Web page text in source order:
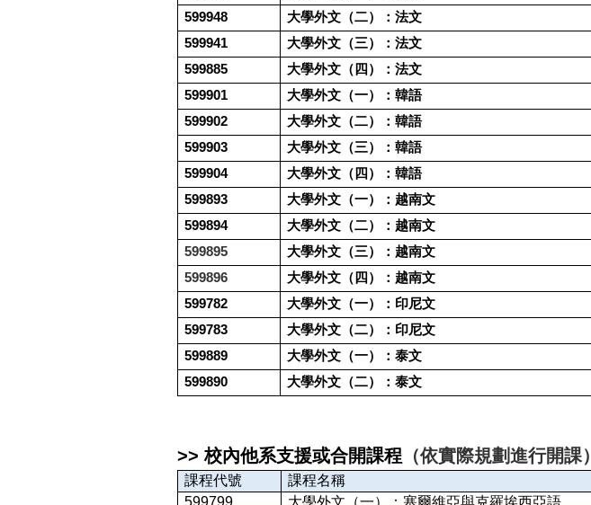
599948 大學外文（二）：法文
599941
大學外文（三）：法文
599885
大學外文（四）：法文
599901
大學外文（一）：韓語
599902 大學外文（二）：韓語
599903
大學外文（三）：韓語
599904
大學外文（四）：韓語
599893
大學外文（一）：越南文
599894 大學外文（二）：越南文
599895
大學外文（三）：越南文
599896
大學外文（四）：越南文
599782
大學外文（一）：印尼文
599783 大學外文（二）：印尼文
599889
大學外文（一）：泰文
599890
大學外文（二）：泰文
>>校內他系支援或合開課程 （依實際規劃進行開課）
課程代號 課程名稱